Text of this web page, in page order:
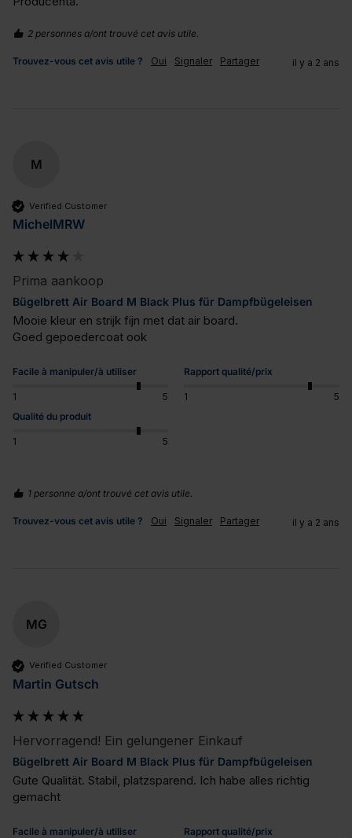
2 personnes a/ont trouvé cet avis utile.
Trouvez-vous cet avis utile ? Oui Signaler Partager il y a 2 ans
M
Verified Customer
MichelMRW
Prima aankoop
Bügelbrett Air Board M Black Plus für Dampfbügeleisen
Mooie kleur en strijk fijn met dat air board.
Goed gepoedercoat ook
Facile à manipuler/à utiliser
1 5
Rapport qualité/prix
1
5
Qualité du produit
1 5
1 personne a/ont trouvé cet avis utile.
Trouvez-vous cet avis utile ? Oui Signaler Partager il y a 2 ans
MG
Verified Customer
Martin Gutsch
Hervorragend! Ein gelungener Einkauf
Bügelbrett Air Board M Black Plus für Dampfbügeleisen
Gute Qualität. Stabil, platzsparend. Ich habe alles richtig
gemacht
Facile à manipuler/à utiliser Rapport qualité/prix